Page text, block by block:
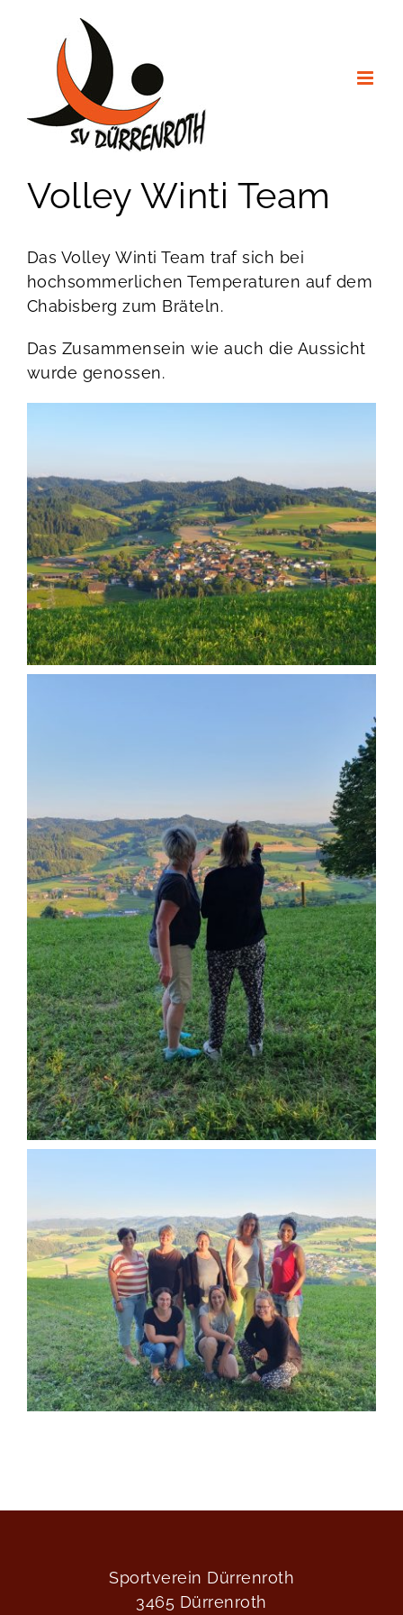
springen
Volley Winti Team
Das Volley Winti Team traf sich bei
hochsommerlichen Temperaturen auf dem
Chabisberg zum Bräteln.
Das Zusammensein wie auch die Aussicht
wurde genossen.
Sportverein Dürrenroth
3465 Dürrenroth